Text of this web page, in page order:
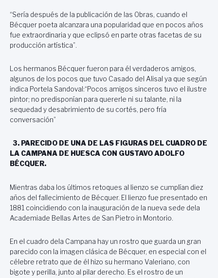
“Sería después de la publicación de las Obras, cuando el
Bécquer poeta alcanzara una popularidad que en pocos años
fue extraordinaria y que eclipsó en parte otras facetas de su
producción artística”.
Los hermanos Bécquer fueron para él verdaderos amigos,
algunos de los pocos que tuvo Casado del Alisal ya que según
indica Portela Sandoval:“Pocos amigos sinceros tuvo el ilustre
pintor; no predisponían para quererle ni su talante, ni la
sequedad y desabrimiento de su cortés, pero fría
conversación”
3. PARECIDO DE UNA DE LAS FIGURAS DEL CUADRO DE
LA CAMPANA DE HUESCA CON GUSTAVO ADOLFO
BÉCQUER.
Mientras daba los últimos retoques al lienzo se cumplían diez
años del fallecimiento de Bécquer. El lienzo fue presentado en
1881 coincidiendo con la inauguración de la nueva sede dela
Academiade Bellas Artes de San Pietro in Montorio.
En el cuadro dela Campana hay un rostro que guarda un gran
parecido con la imagen clásica de Bécquer, en especial con el
célebre retrato que de él hizo su hermano Valeriano, con
bigote y perilla, junto al pilar derecho. Es el rostro de un